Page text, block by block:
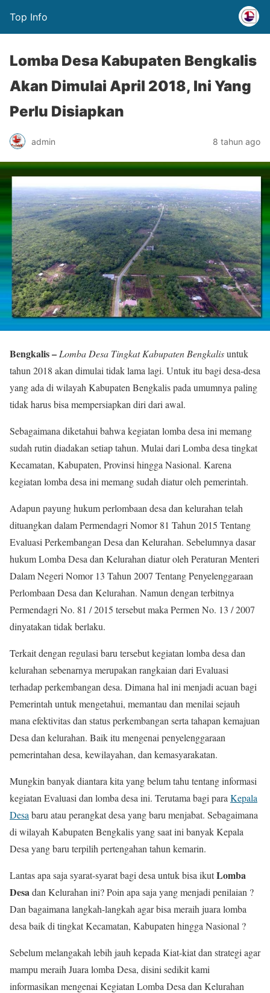
Top Info
Lomba Desa Kabupaten Bengkalis
Akan Dimulai April 2018, Ini Yang
Perlu Disiapkan
admin 8 tahun ago
Bengkalis – Lomba Desa Tingkat Kabupaten Bengkalisuntuk
tahun 2018 akan dimulai tidak lama lagi. Untuk itu bagi desa-desa
yang ada di wilayah Kabupaten Bengkalis pada umumnya paling
tidak harus bisa mempersiapkan diri dari awal.
Sebagaimana diketahui bahwa kegiatan lomba desa ini memang
sudah rutin diadakan setiap tahun. Mulai dari Lomba desa tingkat
Kecamatan, Kabupaten, Provinsi hingga Nasional. Karena
kegiatan lomba desa ini memang sudah diatur oleh pemerintah.
Adapun payung hukum perlombaan desa dan kelurahan telah
dituangkan dalam Permendagri Nomor 81 Tahun 2015 Tentang
Evaluasi Perkembangan Desa dan Kelurahan. Sebelumnya dasar
hukum Lomba Desa dan Kelurahan diatur oleh Peraturan Menteri
Dalam Negeri Nomor 13 Tahun 2007 Tentang Penyelenggaraan
Perlombaan Desa dan Kelurahan. Namun dengan terbitnya
Permendagri No. 81 / 2015 tersebut maka Permen No. 13 / 2007
dinyatakan tidak berlaku.
Terkait dengan regulasi baru tersebut kegiatan lomba desa dan
kelurahan sebenarnya merupakan rangkaian dari Evaluasi
terhadap perkembangan desa. Dimana hal ini menjadi acuan bagi
Pemerintah untuk mengetahui, memantau dan menilai sejauh
mana efektivitas dan status perkembangan serta tahapan kemajuan
Desa dan kelurahan. Baik itu mengenai penyelenggaraan
pemerintahan desa, kewilayahan, dan kemasyarakatan.
Mungkin banyak diantara kita yang belum tahu tentang informasi
kegiatan Evaluasi dan lomba desa ini. Terutama bagi para Kepala
Desa baru atau perangkat desa yang baru menjabat. Sebagaimana
di wilayah Kabupaten Bengkalis yang saat ini banyak Kepala
Desa yang baru terpilih pertengahan tahun kemarin.
Lantas apa saja syarat-syarat bagi desa untuk bisa ikutLomba
Desadan Kelurahan ini? Poin apa saja yang menjadi penilaian ?
Dan bagaimana langkah-langkah agar bisa meraih juara lomba
desa baik di tingkat Kecamatan, Kabupaten hingga Nasional ?
Sebelum melangakah lebih jauh kepada Kiat-kiat dan strategi agar
mampu meraih Juara lomba Desa, disini sedikit kami
informasikan mengenai Kegiatan Lomba Desa dan Kelurahan